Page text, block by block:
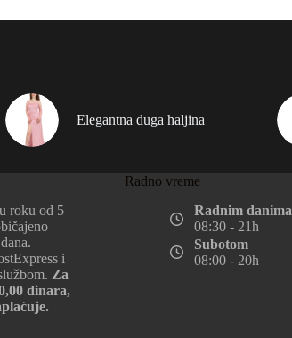
Elegantna duga haljina
roku od 5
i
Za
dinara,
Radno vreme
Radnim danima
08:30 - 21h
Subotom
08:00 - 20h